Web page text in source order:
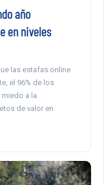
año
en niveles
las estafas online
el 96% de los
a la
de valor en